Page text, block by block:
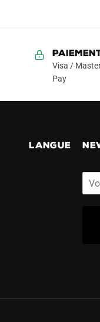
Visa /
Pay
LANGUE